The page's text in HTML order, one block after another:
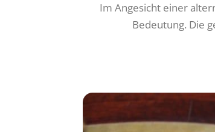
Im Angesicht einer
Bedeutung. Die